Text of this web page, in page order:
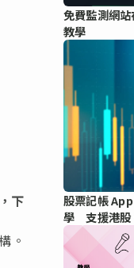
，下
。
免費監測網
教學
股票記帳
學 支援港股